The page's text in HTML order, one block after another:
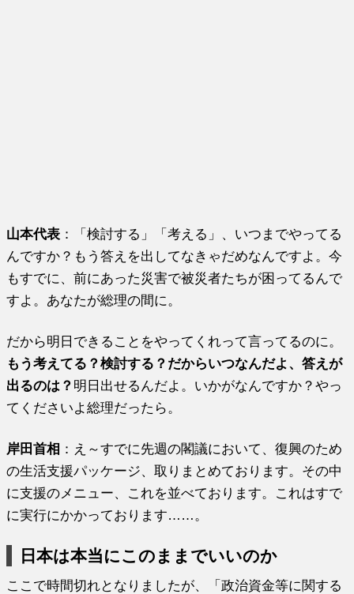
山本代表 ：「検討する」「考える」、いつまでやってる
んですか？もう答えを出してなきゃだめなんですよ。今
もすでに、前にあった災害で被災者たちが困ってるんで
すよ。あなたが総理の間に。
だから明日できることをやってくれって言ってるのに。
もう考えてる？検討する？だからいつなんだよ、答えが
出るのは？ 明日出せるんだよ。いかがなんですか？やっ
てくださいよ総理だったら。
岸田首相 ：え～すでに先週の閣議において、復興のため
の生活支援パッケージ、取りまとめております。その中
に支援のメニュー、これを並べております。これはすで
に実行にかかっております……。
日本は本当にこのままでいいのか
ここで時間切れとなりましたが、「政治資金等に関する